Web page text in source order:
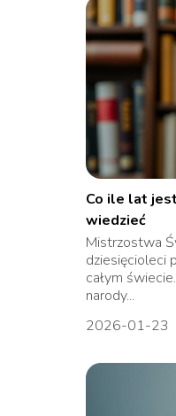
Co ile lat
wiedzieć
Mistrzostwa
dziesięcioleci
całym
narody...
2026-01-23